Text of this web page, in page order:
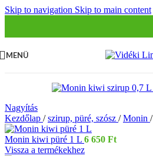
Skip to navigation Skip to main content
MENÜ
Nagyítás
Kezdőlap / szirup, püré, szósz / Monin /
Monin kiwi püré 1 L 6 650 Ft
Vissza a termékekhez